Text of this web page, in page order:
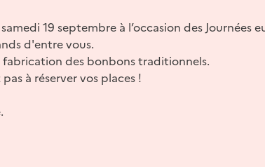
19 septembre à l’occasion des Journées
d'entre vous.
fabrication des bonbons traditionnels.
à réserver vos places !